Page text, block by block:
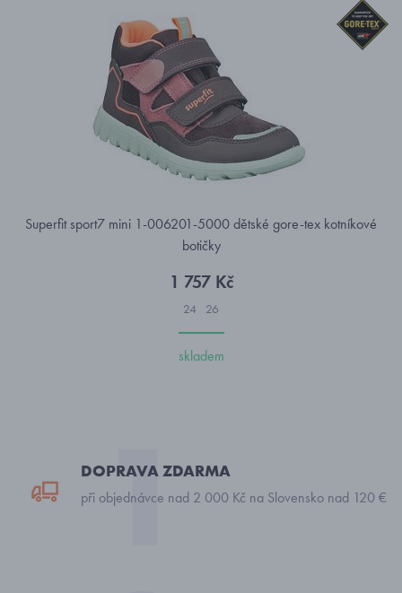
Superfit sport7 mini 1-006201-5000 dětské gore-tex kotníkové
botičky
1 757 Kč
24 26
skladem
DOPRAVA ZDARMA
při objednávce nad 2 000 Kč na Slovensko nad 120 €